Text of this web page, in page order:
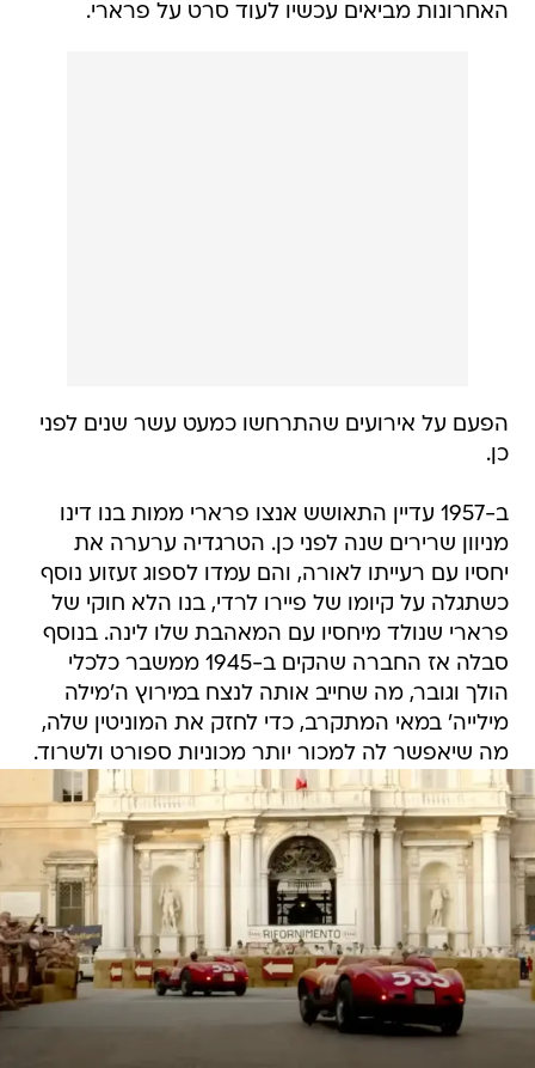
האחרונות מביאים עכשיו לעוד סרט על פרארי.
הפעם על אירועים שהתרחשו כמעט עשר שנים לפני
כן.
ב-1957 עדיין התאושש אנצו פרארי ממות בנו דינו
מניוון שרירים שנה לפני כן. הטרגדיה ערערה את
יחסיו עם רעייתו לאורה, והם עמדו לספוג זעזוע נוסף
כשתגלה על קיומו של פיירו לרדי, בנו הלא חוקי של
פרארי שנולד מיחסיו עם המאהבת שלו לינה. בנוסף
סבלה אז החברה שהקים ב-1945 ממשבר כלכלי
הולך וגובר, מה שחייב אותה לנצח במירוץ ה'מילה
מילייה' במאי המתקרב, כדי לחזק את המוניטין שלה,
מה שיאפשר לה למכור יותר מכוניות ספורט ולשרוד.